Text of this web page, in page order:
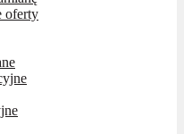
oferty